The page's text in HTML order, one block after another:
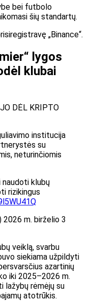
bei futbolo
šių standartų.
„Binance“.
lygos
klubai
DĖL KRIPTO
institucija
su
neturinčiomis
naudoti klubų
rizikingus
2026 m. birželio 3
veiklą, svarbu
siekiama užpildyti
azartinių
iki 2025–2026 m.
lažybų rėmėjų su
atotrūkis.